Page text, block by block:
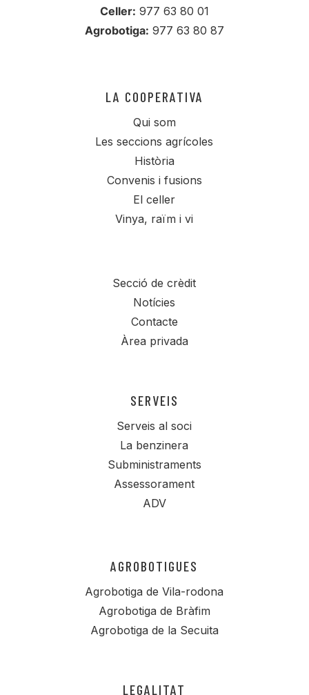
Celler: 977 63 80 01
Agrobotiga: 977 63 80 87
LA COOPERATIVA
Qui som
Les seccions agrícoles
Història
Convenis i fusions
El celler
Vinya, raïm i vi
Secció de crèdit
Notícies
Contacte
Àrea privada
SERVEIS
Serveis al soci
La benzinera
Subministraments
Assessorament
ADV
AGROBOTIGUES
Agrobotiga de Vila-rodona
Agrobotiga de Bràfim
Agrobotiga de la Secuita
LEGALITAT